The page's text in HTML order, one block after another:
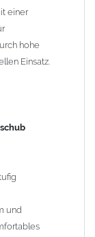
einer
hohe
Einsatz.
und